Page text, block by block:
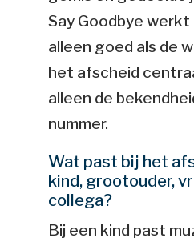
Say Goodbye
alleen goed als de
het afscheid
alleen de
nummer.
Wat past bij het
kind, grootouder,
collega?
Bij een kind past